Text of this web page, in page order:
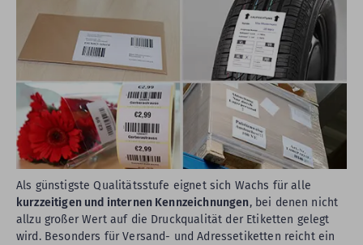
Als günstigste Qualitätsstufe eignet sich Wachs für alle
kurzzeitigen und internen Kennzeichnungen, bei denen nicht
allzu großer Wert auf die Druckqualität der Etiketten gelegt
wird. Besonders für Versand- und Adressetiketten reicht ein